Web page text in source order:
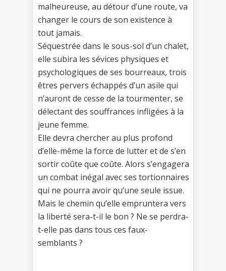
malheureuse, au détour d’une route, va
changer le cours de son existence à
tout jamais.
Séquestrée dans le sous-sol d’un chalet,
elle subira les sévices physiques et
psychologiques de ses bourreaux, trois
êtres pervers échappés d’un asile qui
n’auront de cesse de la tourmenter, se
délectant des souffrances infligées à la
jeune femme.
Elle devra chercher au plus profond
d’elle-même la force de lutter et de s’en
sortir coûte que coûte. Alors s’engagera
un combat inégal avec ses tortionnaires
qui ne pourra avoir qu’une seule issue.
Mais le chemin qu’elle empruntera vers
la liberté sera-t-il le bon ? Ne se perdra-
t-elle pas dans tous ces faux-
semblants ?